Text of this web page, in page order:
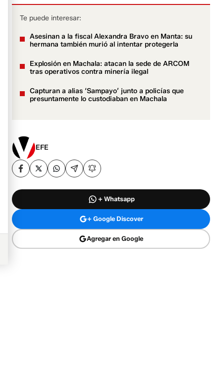
Te puede interesar:
Asesinan a la fiscal Alexandra Bravo en Manta: su
hermana también murió al intentar protegerla
Explosión en Machala: atacan la sede de ARCOM
tras operativos contra minería ilegal
Capturan a alias ‘Sampayo’ junto a policías que
presuntamente lo custodiaban en Machala
EFE
+ Whatsapp
+ Google Discover
Agregar en Google